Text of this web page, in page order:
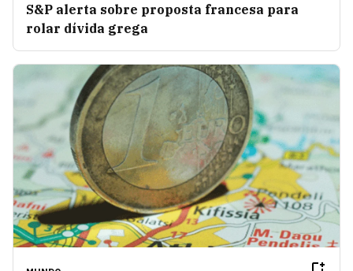
S&P alerta sobre proposta francesa para
rolar dívida grega